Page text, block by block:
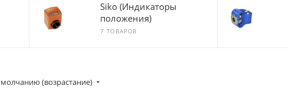
Siko (Индикаторы
положения)
7 ТОВАРОВ
(возрастание)